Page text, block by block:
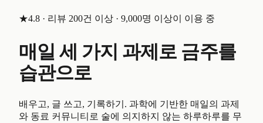
★4.8 · 리뷰 200건 이상 · 9,000명 이상이 이용 중
매일 세 가지 과제로 금주를
습관으로
배우고, 글 쓰고, 기록하기. 과학에 기반한 매일의 과제
와 동료 커뮤니티로 술에 의지하지 않는 하루하루를 무